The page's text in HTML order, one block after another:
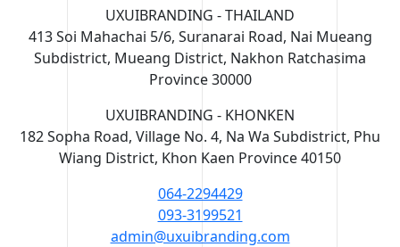
UXUIBRANDING - THAILAND
413 Soi Mahachai 5/6, Suranarai Road, Nai Mueang
Subdistrict, Mueang District, Nakhon Ratchasima
Province 30000
UXUIBRANDING - KHONKEN
182 Sopha Road, Village No. 4, Na Wa Subdistrict, Phu
Wiang District, Khon Kaen Province 40150
064-2294429
093-3199521
admin@uxuibranding.com